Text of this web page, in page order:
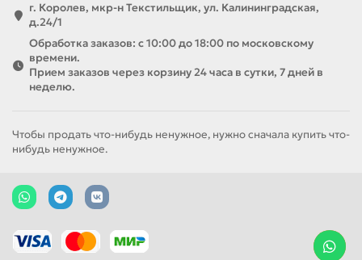
г. Королев, мкр-н Текстильщик, ул. Калининградская,
д.24/1
Обработка заказов: с 10:00 до 18:00 по московскому
времени.
Прием заказов через корзину 24 часа в сутки, 7 дней в
неделю.
Чтобы продать что-нибудь ненужное, нужно сначала купить что-
нибудь ненужное.